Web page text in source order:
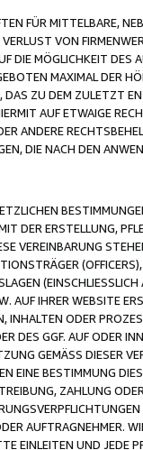
FÜR MITTELBARE,
VON
MÖGLICHKEIT DES
MAXIMAL DER
ZU DEM ZULETZT
AUF ETWAIGE
ANDERE
DIE NACH DEN
ERSTELLUNG,
VEREINBARUNG
IHRER WEBSITE
INHALTEN ODER
GGF. AUF ODER
GEMÄSS DIESER
BESTIMMUNG
ZAHLUNG
AUFTRAGNEHMER.
EINLEITEN UND JEDE